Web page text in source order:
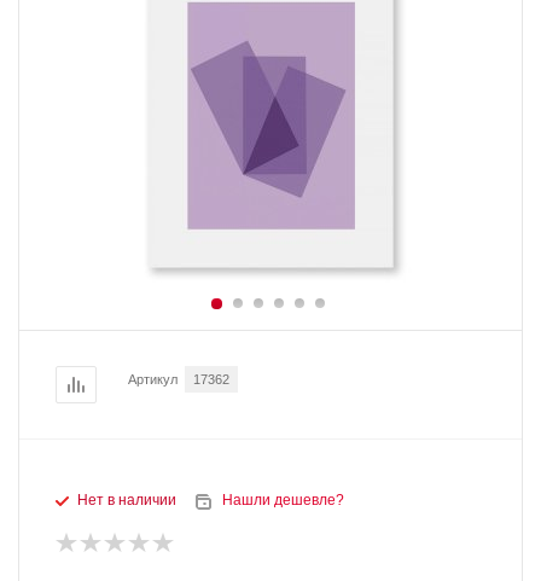
Артикул 17362
Нет в наличии Нашли дешевле?